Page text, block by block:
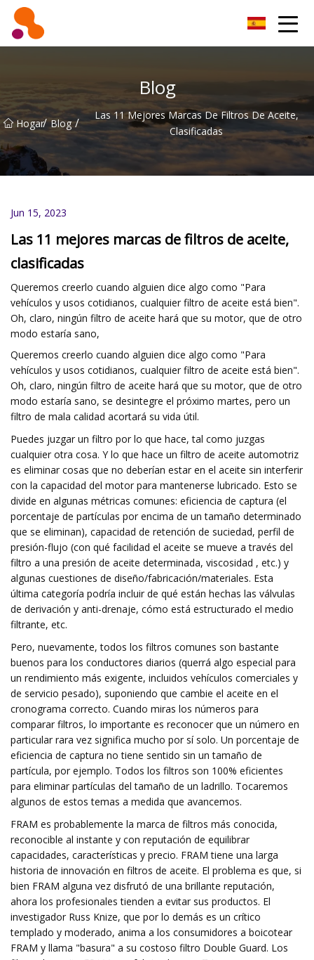
Blog
Hogar/ Blog /
Las 11 Mejores Marcas De Filtros De Aceite,
Clasificadas
Jun 15, 2023
Las 11 mejores marcas de filtros de aceite,
clasificadas
Queremos creerlo cuando alguien dice algo como "Para
vehículos y usos cotidianos, cualquier filtro de aceite está bien".
Oh, claro, ningún filtro de aceite hará que su motor, que de otro
modo estaría sano,
Queremos creerlo cuando alguien dice algo como "Para
vehículos y usos cotidianos, cualquier filtro de aceite está bien".
Oh, claro, ningún filtro de aceite hará que su motor, que de otro
modo estaría sano, se desintegre el próximo martes, pero un
filtro de mala calidad acortará su vida útil.
Puedes juzgar un filtro por lo que hace, tal como juzgas
cualquier otra cosa. Y lo que hace un filtro de aceite automotriz
es eliminar cosas que no deberían estar en el aceite sin interferir
con la capacidad del motor para mantenerse lubricado. Esto se
divide en algunas métricas comunes: eficiencia de captura (el
porcentaje de partículas por encima de un tamaño determinado
que se eliminan), capacidad de retención de suciedad, perfil de
presión-flujo (con qué facilidad el aceite se mueve a través del
filtro a una presión de aceite determinada, viscosidad , etc.) y
algunas cuestiones de diseño/fabricación/materiales. Esta
última categoría podría incluir de qué están hechas las válvulas
de derivación y anti-drenaje, cómo está estructurado el medio
filtrante, etc.
Pero, nuevamente, todos los filtros comunes son bastante
buenos para los conductores diarios (querrá algo especial para
un rendimiento más exigente, incluidos vehículos comerciales y
de servicio pesado), suponiendo que cambie el aceite en el
cronograma correcto. Cuando miras los números para
comparar filtros, lo importante es reconocer que un número en
particular rara vez significa mucho por sí solo. Un porcentaje de
eficiencia de captura no tiene sentido sin un tamaño de
partícula, por ejemplo. Todos los filtros son 100% eficientes
para eliminar partículas del tamaño de un ladrillo. Tocaremos
algunos de estos temas a medida que avancemos.
FRAM es probablemente la marca de filtros más conocida,
reconocible al instante y con reputación de equilibrar
capacidades, características y precio. FRAM tiene una larga
historia de innovación en filtros de aceite. El problema es que, si
bien FRAM alguna vez disfrutó de una brillante reputación,
ahora los profesionales tienden a evitar sus productos. El
investigador Russ Knize, que por lo demás es un crítico
templado y moderado, anima a los consumidores a boicotear
FRAM y llama "basura" a su costoso filtro Double Guard. Los